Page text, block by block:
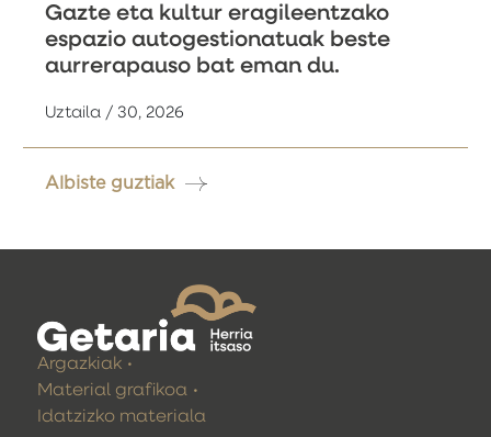
Gazte eta kultur eragileentzako
espazio autogestionatuak beste
aurrerapauso bat eman du.
Uztaila / 30, 2026
Albiste guztiak
Argazkiak
Material grafikoa
Idatzizko materiala